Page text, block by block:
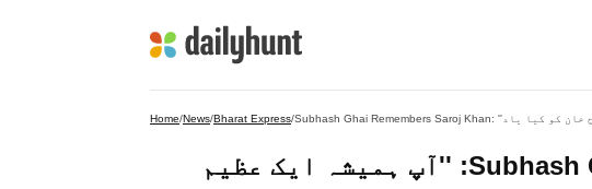
Home/News/Bharat Express/
Subhash Ghai Remembers Saroj Khan: ''آپ ہمیشہ ایک عظیم